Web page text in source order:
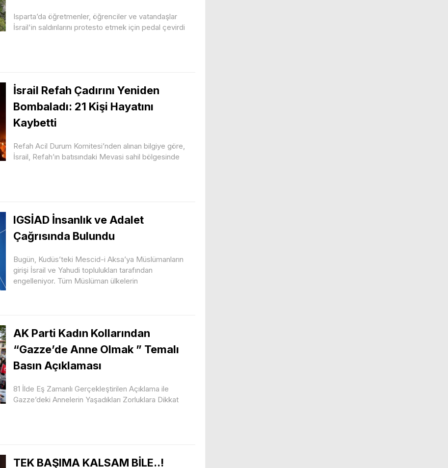
Isparta’da öğretmenler, öğrenciler ve vatandaşlar
İsrail'in saldırılarını protesto etmek için pedal çevirdi
İsrail Refah Çadırını Yeniden
Bombaladı: 21 Kişi Hayatını
Kaybetti
Refah Acil Durum Komitesi’nden alınan bilgiye göre,
İsrail, Refah’ın batısındaki Mevasi sahil bölgesinde
IGSİAD İnsanlık ve Adalet
Çağrısında Bulundu
Bugün, Kudüs’teki Mescid-i Aksa’ya Müslümanların
girişi İsrail ve Yahudi toplulukları tarafından
engelleniyor. Tüm Müslüman ülkelerin
AK Parti Kadın Kollarından
“Gazze’de Anne Olmak ” Temalı
Basın Açıklaması
81 İlde Eş Zamanlı Gerçekleştirilen Açıklama ile
Gazze’deki Annelerin Yaşadıkları Zorluklara Dikkat
TEK BAŞIMA KALSAM BİLE..!